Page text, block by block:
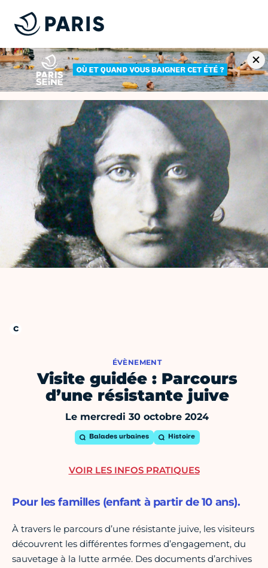
ÉVÈNEMENT
Visite guidée : Parcours
d’une résistante juive
Le mercredi 30 octobre 2024
Balades urbaines Histoire
Pour les familles (enfant à partir de 10 ans).
À travers le parcours d’une résistante juive, les visiteurs
découvrent les différentes formes d’engagement, du
sauvetage à la lutte armée. Des documents d’archives
VOIR LES INFOS PRATIQUES